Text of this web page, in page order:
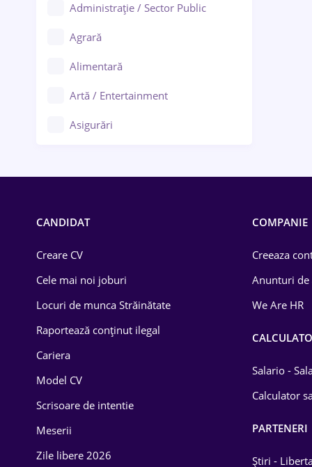
Administrație / Sector Public
Agrară
Alimentară
Artă / Entertainment
Asigurări
Drept
Educație / Training
Energetică
Farma
CANDIDAT
Creare CV
Cele mai noi joburi
Locuri de munca Străinătate
Raportează conținut ilegal
Cariera
Model CV
Scrisoare de intentie
Meserii
Zile libere 2026
COMPANIE
Creeaza
Anunturi de
We Are HR
Salario -
Calculator
PARTENERI
Știri -